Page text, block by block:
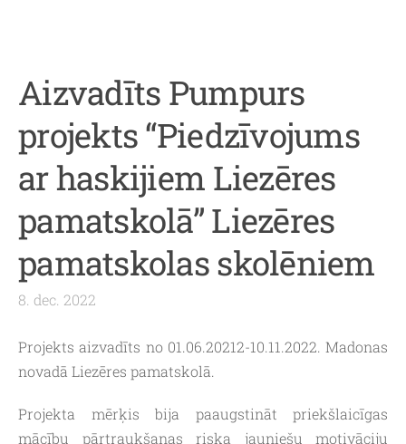
Aizvadīts Pumpurs
projekts “Piedzīvojums
ar haskijiem Liezēres
pamatskolā” Liezēres
pamatskolas skolēniem
8. dec. 2022
Projekts aizvadīts no 01.06.20212-10.11.2022. Madonas
novadā Liezēres pamatskolā.
Projekta mērķis bija paaugstināt priekšlaicīgas
mācību pārtraukšanas riska jauniešu motivāciju